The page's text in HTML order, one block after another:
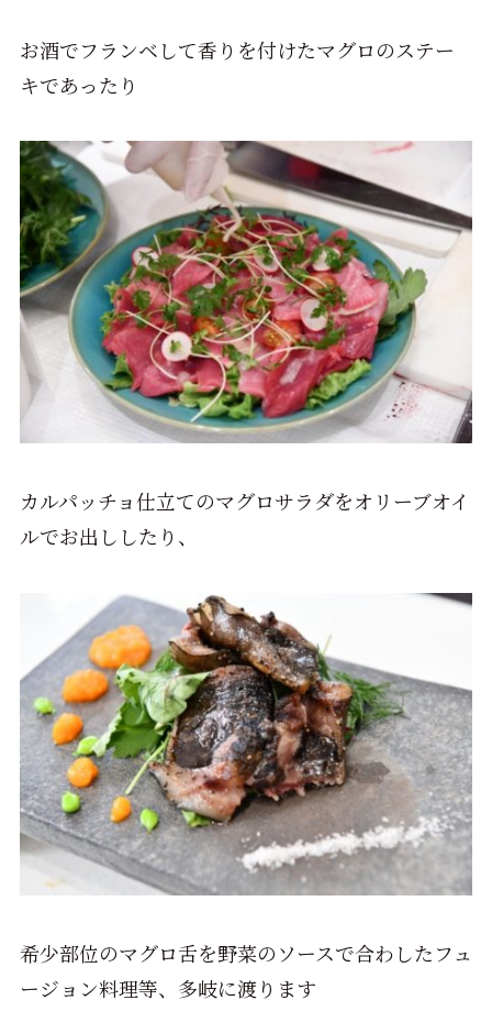
お酒でフランベして香りを付けたマグロのステー
キであったり
カルパッチョ仕立てのマグロサラダをオリーブオイ
ルでお出ししたり、
希少部位のマグロ舌を野菜のソースで合わしたフュ
ージョン料理等、多岐に渡ります